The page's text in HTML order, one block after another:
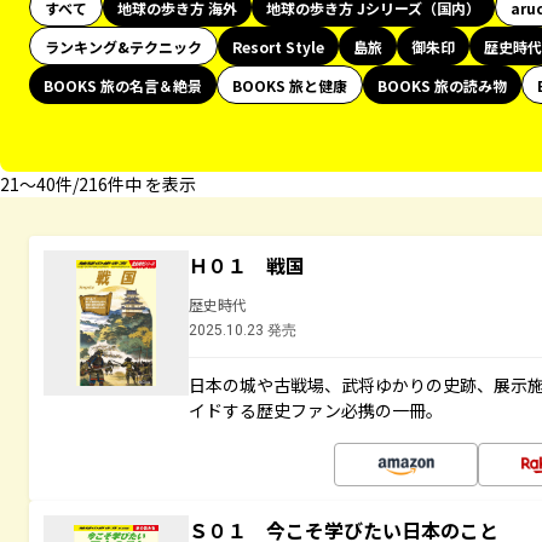
すべて 地球の歩き方 海外 地球の歩き方 Jシリーズ（国内）
ランキング&テクニック
Resort Style 島旅 御朱印
歴史時代
BOOKS 旅の名言＆絶景
BOOKS 旅と健康 BOOKS 旅の読み物
21〜40件/216件中 を表示
Ｈ０１ 戦国
歴史時代
2025.10.23 発売
日本の城や古戦場、武将ゆかりの史跡、展示
イドする歴史ファン必携の一冊。
Ｓ０１ 今こそ学びたい日本のこと